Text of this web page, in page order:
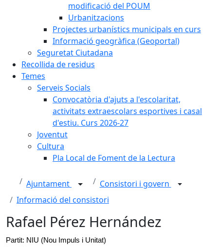
modificació del POUM
Urbanitzacions
Projectes urbanístics municipals en curs
Informació geogràfica (Geoportal)
Seguretat Ciutadana
Recollida de residus
Temes
Serveis Socials
Convocatòria d'ajuts a l'escolaritat,
activitats extraescolars esportives i casal
d'estiu. Curs 2026-27
Joventut
Cultura
Pla Local de Foment de la Lectura
Ajuntament
Consistori i govern
Informació del consistori
Rafael Pérez Hernández
Partit: NIU (Nou Impuls i Unitat)